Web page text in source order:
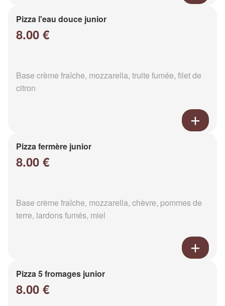
Pizza l'eau douce junior
8.00 €
Base crème fraîche, mozzarella, truite fumée, filet de
citron
Pizza fermère junior
8.00 €
Base crème fraîche, mozzarella, chèvre, pommes de
terre, lardons fumés, miel
Pizza 5 fromages junior
8.00 €